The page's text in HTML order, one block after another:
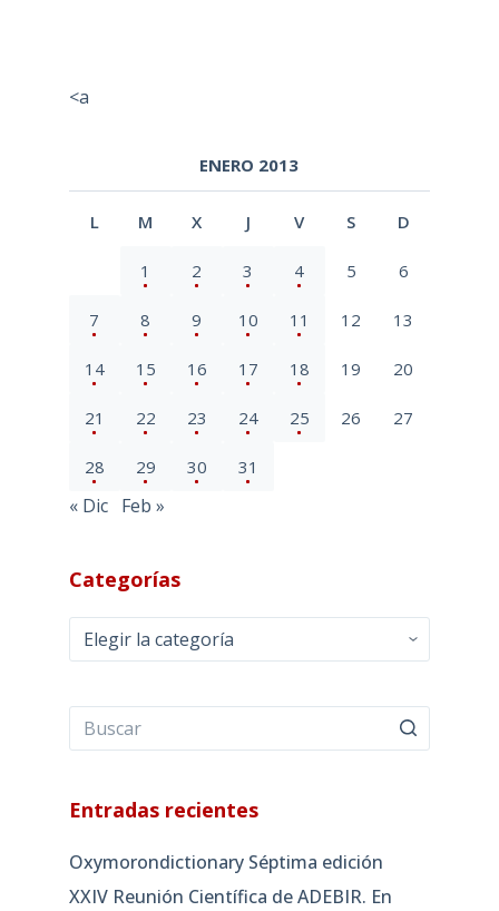
<a
ENERO 2013
L M X J V S D
1 2 3 4 5 6
7 8 9 10 11 12 13
14 15 16 17 18 19 20
21 22 23 24 25 26 27
28 29 30 31
« Dic Feb »
Categorías
Categorías
Entradas recientes
Oxymorondictionary Séptima edición
XXIV Reunión Científica de ADEBIR. En